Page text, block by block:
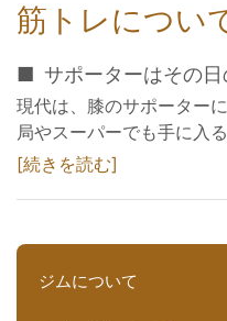
筋トレについ
サポーターはその
現代は、膝のサポーター
局やスーパーでも手に入
続きを読む
ジムについて